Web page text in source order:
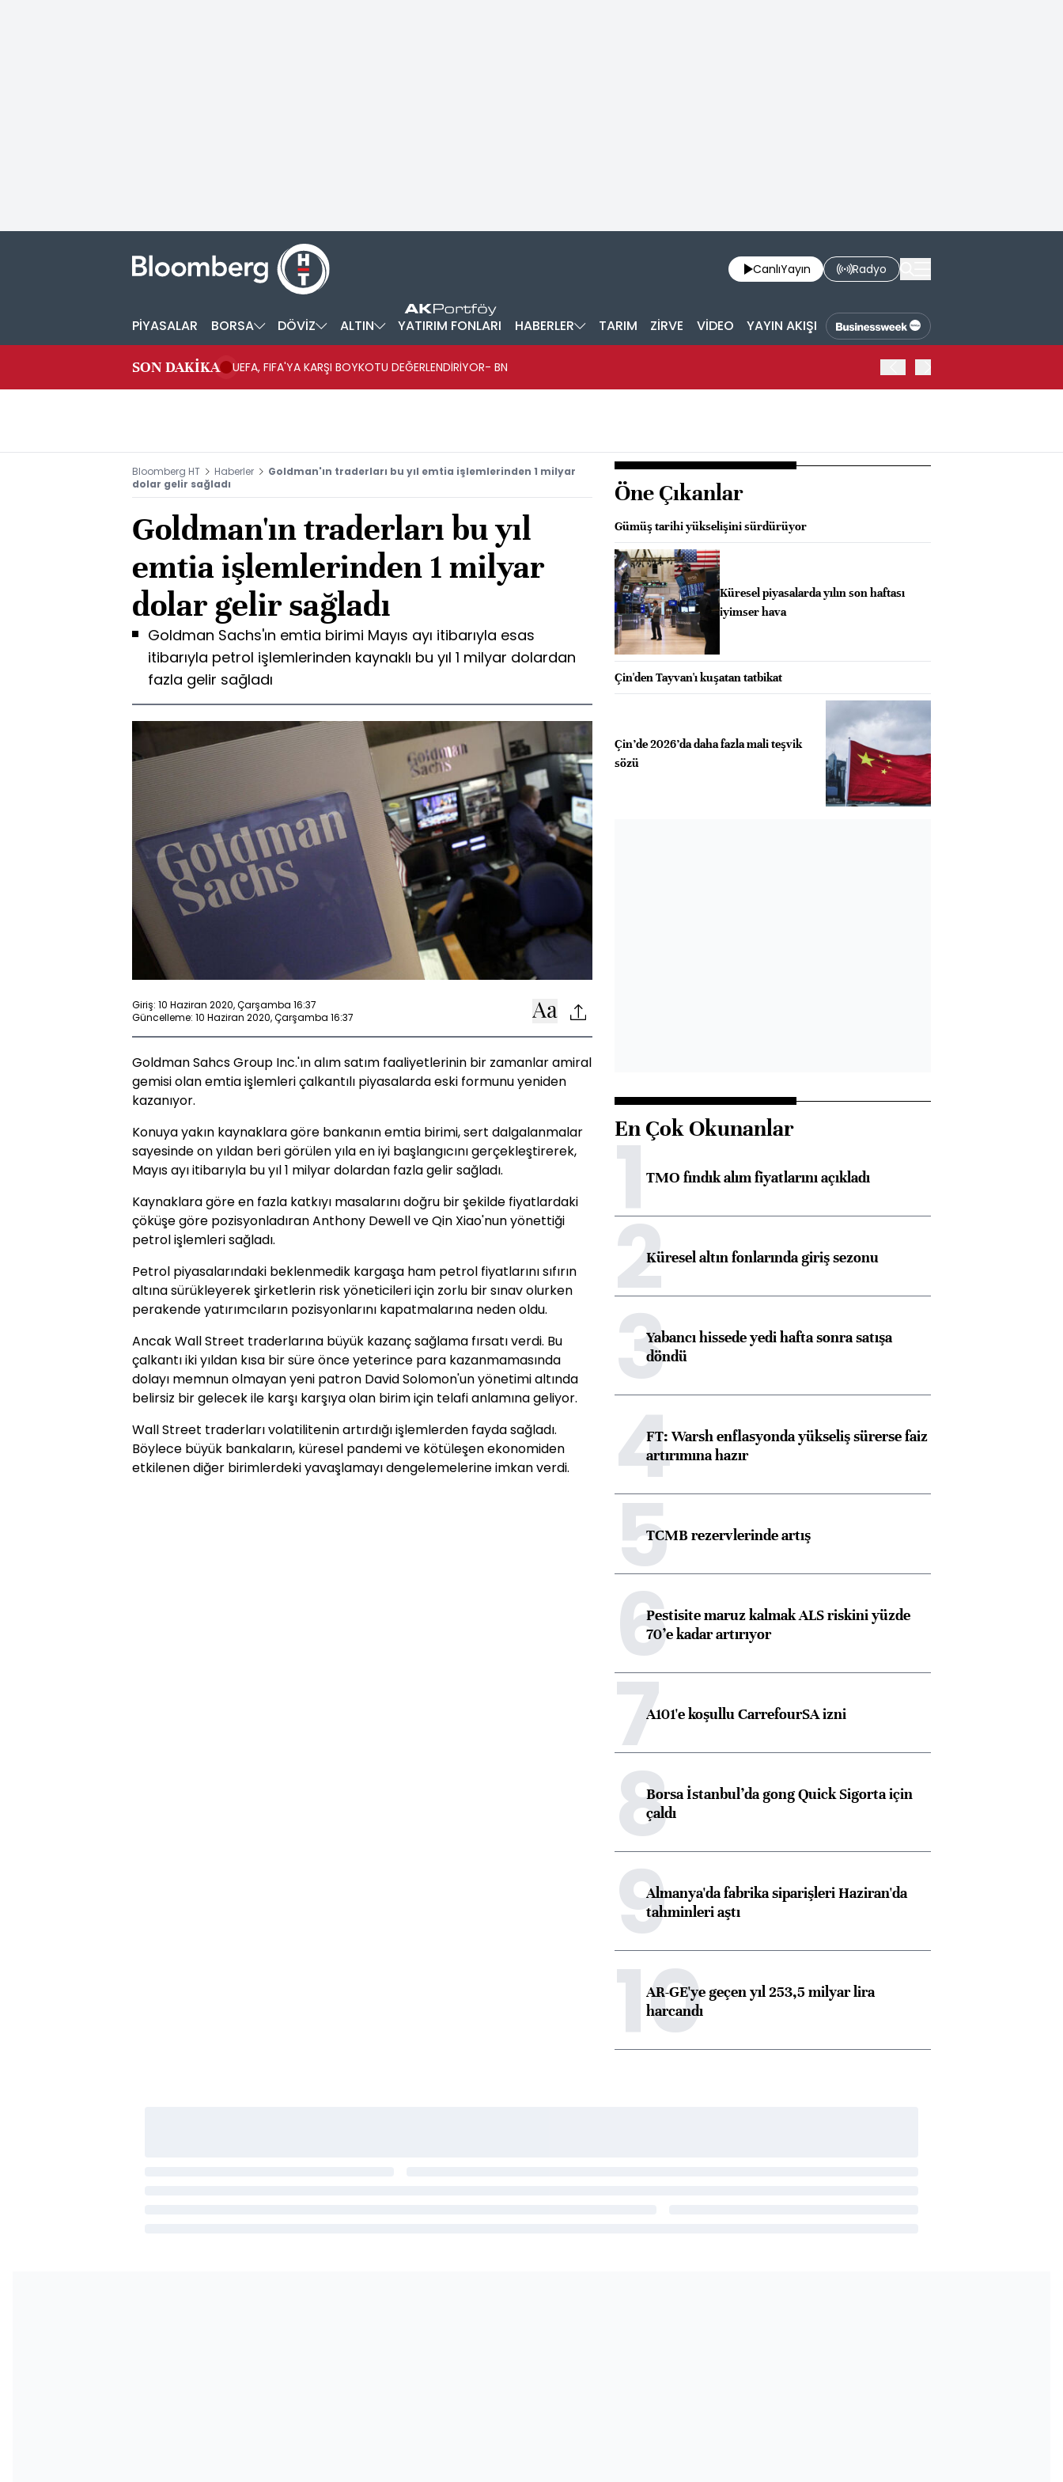
CanlıYayın Radyo
PİYASALAR BORSA DÖVİZ ALTIN YATIRIM FONLARI HABERLER TARIM ZİRVE VİDEO YAYIN AKIŞI
SON DAKİKA UEFA, FIFA'YA KARŞI BOYKOTU DEĞERLENDİRİYOR- BN
Bloomberg HT Haberler
Goldman'ın traderları bu yıl emtia işlemlerinden 1 milyar
dolar gelir sağladı
Goldman'ın traderları bu yıl
emtia işlemlerinden 1 milyar
dolar gelir sağladı
Goldman Sachs'ın emtia birimi Mayıs ayı itibarıyla esas
itibarıyla petrol işlemlerinden kaynaklı bu yıl 1 milyar dolardan
fazla gelir sağladı
Giriş: 10 Haziran 2020, Çarşamba 16:37
Güncelleme: 10 Haziran 2020, Çarşamba 16:37
Goldman Sahcs Group Inc.'ın alım satım faaliyetlerinin bir zamanlar amiral
gemisi olan emtia işlemleri çalkantılı piyasalarda eski formunu yeniden
kazanıyor.
Konuya yakın kaynaklara göre bankanın emtia birimi, sert dalgalanmalar
sayesinde on yıldan beri görülen yıla en iyi başlangıcını gerçekleştirerek,
Mayıs ayı itibarıyla bu yıl 1 milyar dolardan fazla gelir sağladı.
Kaynaklara göre en fazla katkıyı masalarını doğru bir şekilde fiyatlardaki
çöküşe göre pozisyonladıran Anthony Dewell ve Qin Xiao'nun yönettiği
petrol işlemleri sağladı.
Petrol piyasalarındaki beklenmedik kargaşa ham petrol fiyatlarını sıfırın
altına sürükleyerek şirketlerin risk yöneticileri için zorlu bir sınav olurken
perakende yatırımcıların pozisyonlarını kapatmalarına neden oldu.
Ancak Wall Street traderlarına büyük kazanç sağlama fırsatı verdi. Bu
çalkantı iki yıldan kısa bir süre önce yeterince para kazanmamasında
dolayı memnun olmayan yeni patron David Solomon'un yönetimi altında
belirsiz bir gelecek ile karşı karşıya olan birim için telafi anlamına geliyor.
Wall Street traderları volatilitenin artırdığı işlemlerden fayda sağladı.
Böylece büyük bankaların, küresel pandemi ve kötüleşen ekonomiden
etkilenen diğer birimlerdeki yavaşlamayı dengelemelerine imkan verdi.
Öne Çıkanlar
Gümüş tarihi yükselişini sürdürüyor
Küresel piyasalarda yılın son haftası
iyimser hava
Çin'den Tayvan'ı kuşatan tatbikat
Çin’de 2026’da daha fazla mali teşvik
sözü
En Çok Okunanlar
1TMO fındık alım fiyatlarını açıkladı
2Küresel altın fonlarında giriş sezonu
3Yabancı hissede yedi hafta sonra satışa
döndü
4FT: Warsh enflasyonda yükseliş sürerse faiz
artırımına hazır
5TCMB rezervlerinde artış
6Pestisite maruz kalmak ALS riskini yüzde
70’e kadar artırıyor
7A101'e koşullu CarrefourSA izni
8Borsa İstanbul’da gong Quick Sigorta için
çaldı
9Almanya'da fabrika siparişleri Haziran'da
tahminleri aştı
10
AR-GE'ye geçen yıl 253,5 milyar lira
harcandı